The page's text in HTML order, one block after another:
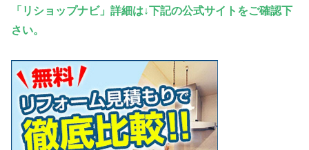
「リショップナビ」詳細は↓下記の公式サイトをご確認下
さい。